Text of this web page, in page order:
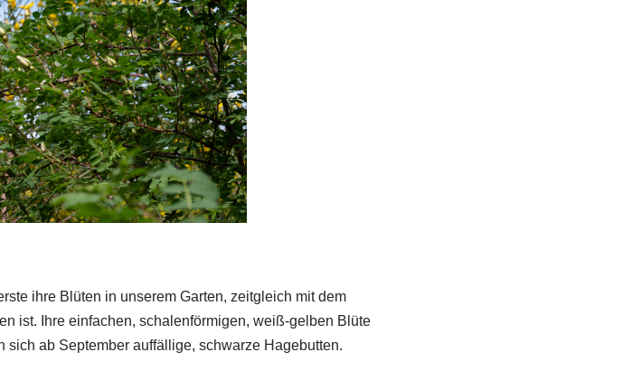
ihre Blüten in unserem Garten, zeitgleich mit dem
ist. Ihre einfachen, schalenförmigen, weiß-gelben Blüte
ab September auffällige, schwarze Hagebutten.